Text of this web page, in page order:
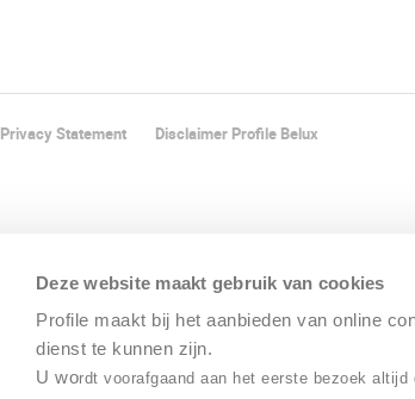
Deze website maakt gebruik van cookies
Profile maakt bij het aanbieden van online
dienst te kunnen zijn.
U wordt voorafgaand aan het eerste bezoek
Privacy Statement Disclaimer Profile Belux